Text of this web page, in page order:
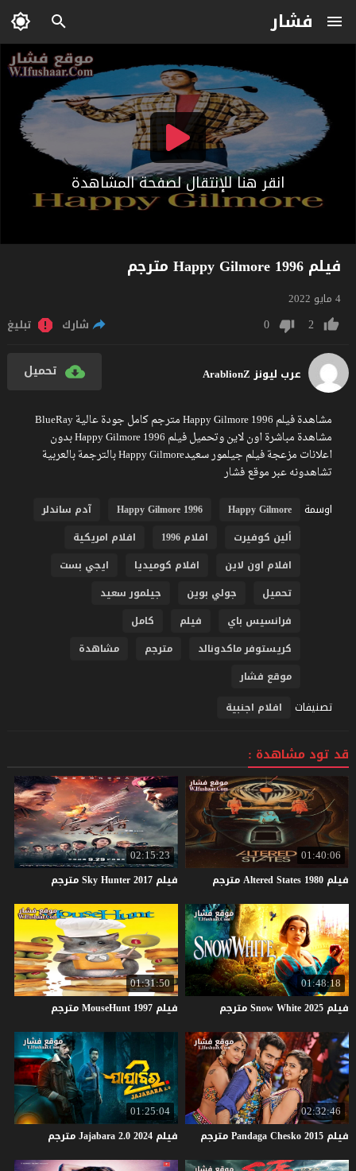
فشار
انقر هنا للإنتقال لصفحة المشاهدة
فيلم Happy Gilmore 1996 مترجم
4 مايو 2022
2
0 شارك تبليغ
عرب ليونز ArablionZ تحميل
مشاهدة فيلم Happy Gilmore 1996 مترجم كامل جودة عالية BlueRay
مشاهدة مباشرة اون لاين وتحميل فيلم Happy Gilmore 1996 بدون
اعلانات مزعجة فيلم جيلمور سعيدHappy Gilmore بالترجمة بالعربية
تشاهدونه عبر موقع فشار
اوسمة
Happy Gilmore
Happy Gilmore 1996
آدم ساندلر
ألين كوفيرت
افلام 1996
افلام امريكية
افلام اون لاين
افلام كوميديا
ايجي بست
تحميل
جولي بوين
جيلمور سعيد
فرانسيس باي
فيلم
كامل
كريستوفر ماكدونالد
مترجم
مشاهدة
موقع فشار
تصنيفات افلام اجنبية
قد تود مشاهدة :
01:40:06
فيلم AlteredStates 1980 مترجم
02:15:23
فيلم SkyHunter2017 مترجم
01:48:18
فيلم SnowWhite2025 مترجم
01:31:50
فيلم MouseHunt 1997 مترجم
02:32:46
فيلم PandagaChesko2015 مترجم
01:25:04
فيلم Jajabara2.02024 مترجم